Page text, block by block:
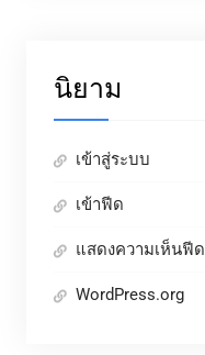
นิยาม
เข้าสู่ระบบ
เข้าฟีด
แสดงความเห็นฟีด
WordPress.org